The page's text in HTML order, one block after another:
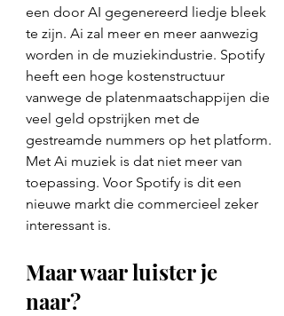
een door AI gegenereerd liedje bleek
te zijn. Ai zal meer en meer aanwezig
worden in de muziekindustrie. Spotify
heeft een hoge kostenstructuur
vanwege de platenmaatschappijen die
veel geld opstrijken met de
gestreamde nummers op het platform.
Met Ai muziek is dat niet meer van
toepassing. Voor Spotify is dit een
nieuwe markt die commercieel zeker
interessant is.
Maar waar luister je
naar?